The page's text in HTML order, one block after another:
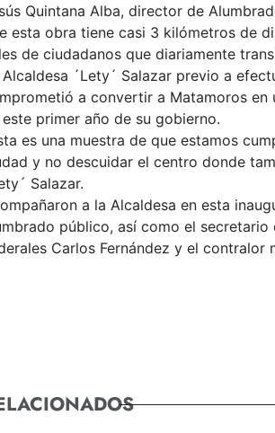
Quintana Alba, director de
esta obra tiene casi 3 kilómetros de
de ciudadanos que diariamente
Alcaldesa ´Lety´ Salazar previo a
a convertir a Matamoros en
este primer año de su gobierno.
es una muestra de que estamos
y no descuidar el centro donde
Salazar.
a la Alcaldesa en esta
público, así como el
Carlos Fernández y el